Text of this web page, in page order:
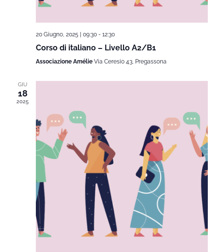
20 Giugno, 2025 | 09:30- 12:30
Corso di italiano – Livello A2/B1
Associazione Amélie Via Ceresio 43, Pregassona
GIU
18
2025